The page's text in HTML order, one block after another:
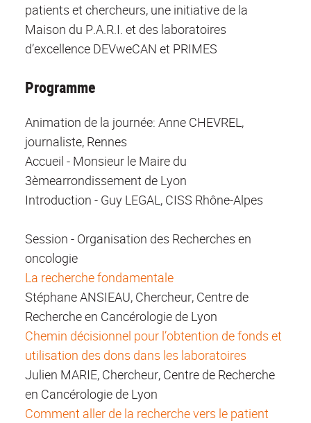
patients et chercheurs, une initiative de la
Maison du P.A.R.I. et des laboratoires
d’excellence DEVweCAN et PRIMES
Programme
Animation de la journée: Anne CHEVREL,
journaliste, Rennes
Accueil - Monsieur le Maire du
3èmearrondissement de Lyon
Introduction - Guy LEGAL, CISS Rhône-Alpes
Session - Organisation des Recherches en
oncologie
La recherche fondamentale
Stéphane ANSIEAU, Chercheur, Centre de
Recherche en Cancérologie de Lyon
Chemin décisionnel pour l’obtention de fonds et
utilisation des dons dans les laboratoires
Julien MARIE, Chercheur, Centre de Recherche
en Cancérologie de Lyon
Comment aller de la recherche vers le patient